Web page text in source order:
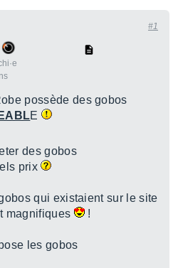
#1
possède des gobos
E
des gobos
prix
qui existaient sur le site
magnifiques
!
les gobos